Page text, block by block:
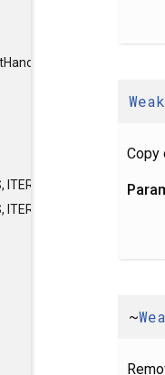
CONTENT,
ITERATOR, CONTENT,
Copy
~